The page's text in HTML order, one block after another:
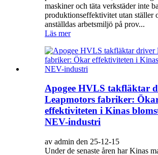
maskiner och täta verkstäder inte
produktionseffektivitet utan ställer
anställdas arbetsmiljö på prov...
Läs mer
Apogee HVLS takfläktar
Leapmotors fabriker:
effektiviteten i Kinas
NEV-industri
av admin den 25-12-15
Under de senaste åren har Kinas